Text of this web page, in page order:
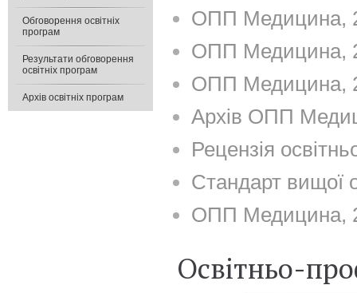
ОПП Медицина,
ОПП Медицина,
ОПП Медицина,
Архів ОПП
Рецензія
Стандарт вищої
ОПП Медицина,
Освітньо-
Обговорення освітніх
програм
Результати обговорення
освітніх програм
Архів освітніх програм